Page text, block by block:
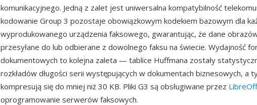
komunikacyjnego. Jedną z zalet jest uniwersalna kompatybilność
kodowanie Group 3 pozostaje obowiązkowym kodekiem bazowym dla
wyprodukowanego urządzenia faksowego, gwarantując, że dane
przesyłane do lub odbierane z dowolnego faksu na świecie. Wydajność
dokumentowych to kolejna zaleta — tablice Huffmana zostały
rozkładów długości serii występujących w dokumentach biznesowych, a
kompresują się do mniej niż 30 KB. Pliki G3 są obsługiwane przez
oprogramowanie serwerów faksowych.